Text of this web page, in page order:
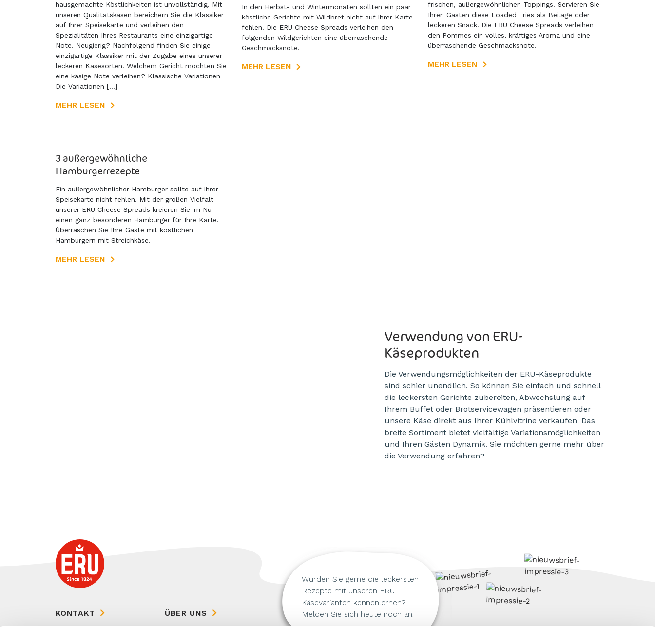
hausgemachte Köstlichkeiten ist unvollständig. Mit
unseren Qualitätskäsen bereichern Sie die Klassiker
auf Ihrer Speisekarte und verleihen den
Spezialitäten Ihres Restaurants eine einzigartige
Note. Neugierig? Nachfolgend finden Sie einige
einzigartige Klassiker mit der Zugabe eines unserer
leckeren Käsesorten. Welchem Gericht möchten Sie
eine käsige Note verleihen? Klassische Variationen
Die Variationen […]
MEHR LESEN
In den Herbst- und Wintermonaten sollten ein paar
köstliche Gerichte mit Wildbret nicht auf Ihrer Karte
fehlen. Die ERU Cheese Spreads verleihen den
folgenden Wildgerichten eine überraschende
Geschmacksnote.
MEHR LESEN
frischen, außergewöhnlichen Toppings. Servieren Sie
Ihren Gästen diese Loaded Fries als Beilage oder
leckeren Snack. Die ERU Cheese Spreads verleihen
den Pommes ein volles, kräftiges Aroma und eine
überraschende Geschmacksnote.
MEHR LESEN
3 außergewöhnliche
Hamburgerrezepte
Ein außergewöhnlicher Hamburger sollte auf Ihrer
Speisekarte nicht fehlen. Mit der großen Vielfalt
unserer ERU Cheese Spreads kreieren Sie im Nu
einen ganz besonderen Hamburger für Ihre Karte.
Überraschen Sie Ihre Gäste mit köstlichen
Hamburgern mit Streichkäse.
MEHR LESEN
Verwendung von ERU-
Käseprodukten
Die Verwendungsmöglichkeiten der ERU-Käseprodukte
sind schier unendlich. So können Sie einfach und schnell
die leckersten Gerichte zubereiten, Abwechslung auf
Ihrem Buffet oder Brotservicewagen präsentieren oder
unsere Käse direkt aus Ihrer Kühlvitrine verkaufen. Das
breite Sortiment bietet vielfältige Variationsmöglichkeiten
und Ihren Gästen Dynamik. Sie möchten gerne mehr über
die Verwendung erfahren?
KONTAKT ÜBER UNS
Würden Sie gerne die leckersten
Rezepte mit unseren ERU-
Käsevarianten kennenlernen?
Melden Sie sich heute noch an!